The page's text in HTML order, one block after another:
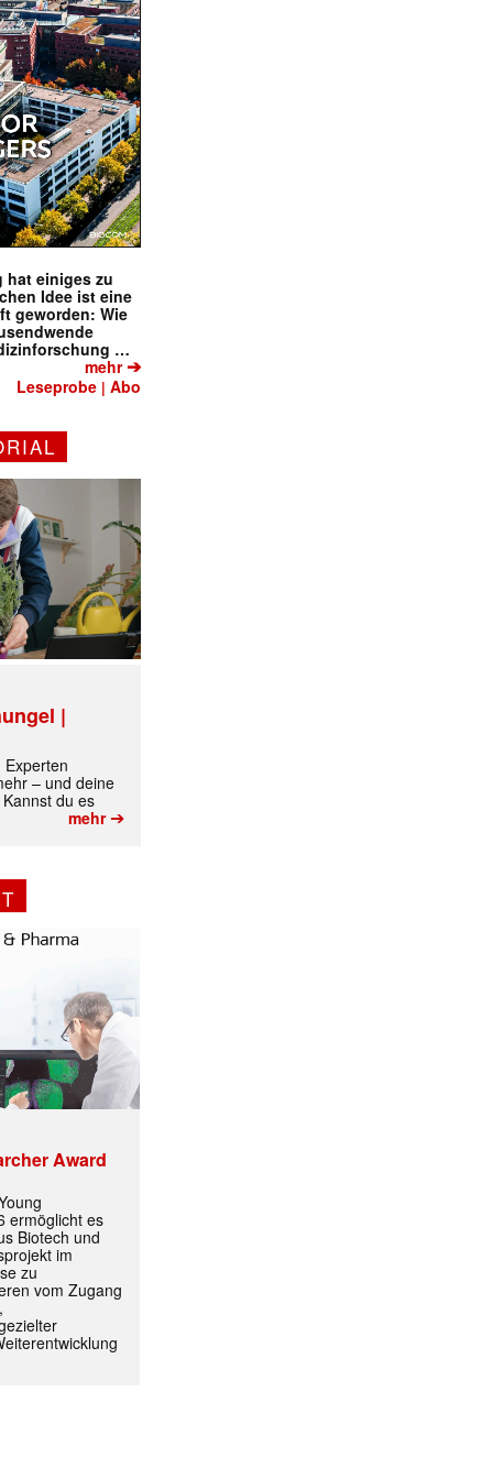
hat einiges zu
Idee ist eine
geworden: Wie
…
mehr➔
Leseprobe |Abo
|
Experten
– und deine
du es
mehr➔
Award
ermöglicht es
Biotech und
im
zu
vom Zugang